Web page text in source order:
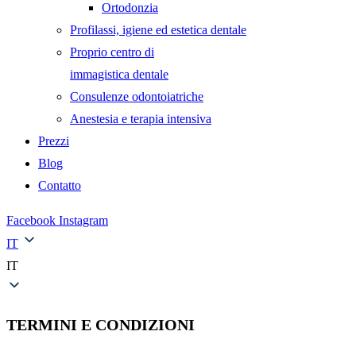
Ortodonzia
Profilassi, igiene ed estetica dentale
Proprio centro di
immagistica dentale
Consulenze odontoiatriche
Anestesia e terapia intensiva
Prezzi
Blog
Contatto
Facebook Instagram
IT
IT
TERMINI E CONDIZIONI